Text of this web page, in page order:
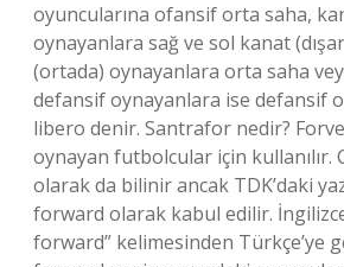
oyuncularına ofansif orta saha,
oynayanlara sağ ve sol kanat
(ortada) oynayanlara orta saha
defansif oynayanlara ise defansif
libero denir. Santrafor nedir?
oynayan futbolcular için kullanılır.
olarak da bilinir ancak TDK’daki
forward olarak kabul edilir.
forward” kelimesinden Türkçe’ye